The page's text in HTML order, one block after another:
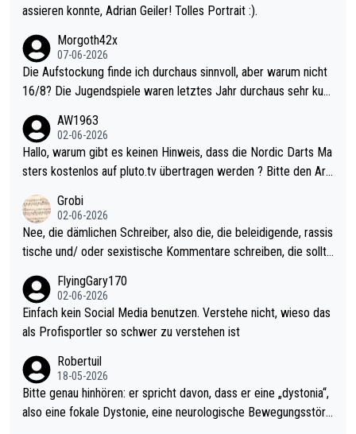
assieren konnte, Adrian Geiler! Tolles Portrait :).
Morgoth42x
07-06-2026
Die Aufstockung finde ich durchaus sinnvoll, aber warum nicht
16/8? Die Jugendspiele waren letztes Jahr durchaus sehr kurz
Allerdings ist Mitchell Lawrie als Nummer 1 der Welt eh qualifi
ziert. Somit ändert die automatische Qualifikation des Weltmei
sters erstmal nichts. Ich denke sie wollen damit für nächstes J
ohl wenig WDF Turniere spielen. Dies war bei Archie Self letzt
es Jahr der Fall. Er musste als amtierender Weltmeister durch
den Qualifier und ich glaube kaum, dass Mitchel sich das (in Ve
gas) antun würde, wenn er doch eigentlich die PDC-WM als Zi
el hat.
AW1963
02-06-2026
Hallo, warum gibt es keinen Hinweis, dass die Nordic Darts Ma
sters kostenlos auf pluto.tv übertragen werden ? Bitte den Arti
Grobi
02-06-2026
Nee, die dämlichen Schreiber, also die, die beleidigende, rassis
tische und/ oder sexistische Kommentare schreiben, die sollte
s Leben in den Griff kriegen. Nur eins wundert mich: Luke Little
r war doch neulich erst derjenige, der über Social Media GvV p
rovoziert hat. Und Littlers Mutter schießt öfters mal gegen Ric
FlyingGary170
02-06-2026
Einfach kein Social Media benutzen. Verstehe nicht, wieso das
als Profisportler so schwer zu verstehen ist
Robertuil
18-05-2026
Bitte genau hinhören: er spricht davon, dass er eine „dystonia“,
also eine fokale Dystonie, eine neurologische Bewegungsstöru